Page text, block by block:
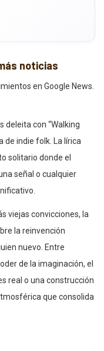
noticias
en Google News.
deleita con “Walking
de indie folk. La lírica
solitario donde el
señal o cualquier
viejas convicciones, la
la reinvención
nuevo. Entre
de la imaginación, el
real o una construcción
que consolida